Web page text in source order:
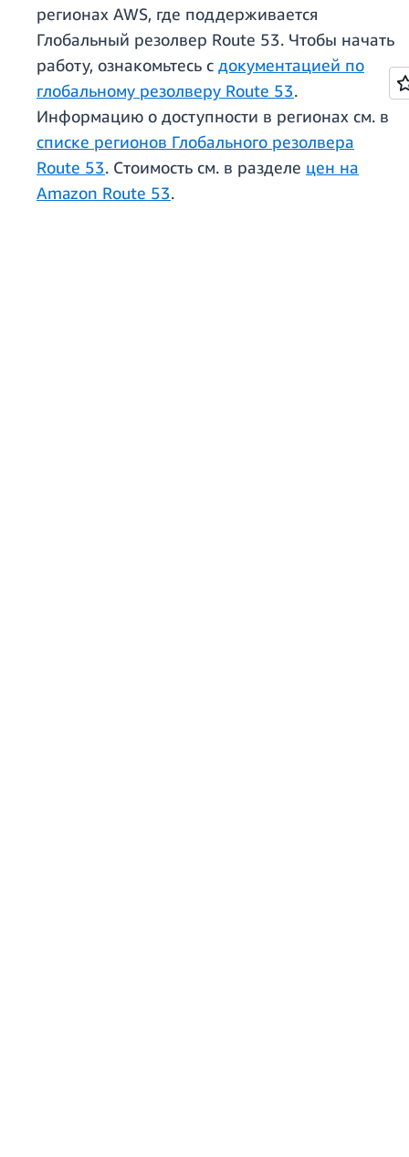
регионах AWS, где поддерживается
Глобальный резолвер Route 53. Чтобы начать
работу, ознакомьтесь с документацией по
глобальному резолверу Route 53.
Информацию о доступности в регионах см. в
списке регионов Глобального резолвера
Route 53. Стоимость см. в разделе цен на
Amazon Route 53.